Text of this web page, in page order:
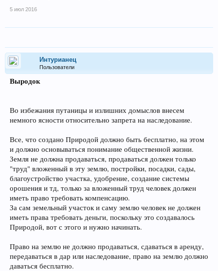
5 июл 2016
Интурианец
Пользователи
Выродок
Во избежания путаницы и излишних домыслов внесем
немного ясности относительно запрета на наследование.
Все, что создано Природой должно быть бесплатно, на этом
и должно основываться понимание общественной жизни.
Земля не должна продаваться, продаваться должен только
"труд" вложенный в эту землю, постройки, посадки, сады,
благоустройство участка, удобрение, создание системы
орошения и тд, только за вложенный труд человек должен
иметь право требовать компенсацию.
За сам земельный участок и саму землю человек не должен
иметь права требовать деньги, поскольку это создавалось
Природой, вот с этого и нужно начинать.
Право на землю не должно продаваться, сдаваться в аренду,
передаваться в дар или наследование, право на землю должно
даваться бесплатно.